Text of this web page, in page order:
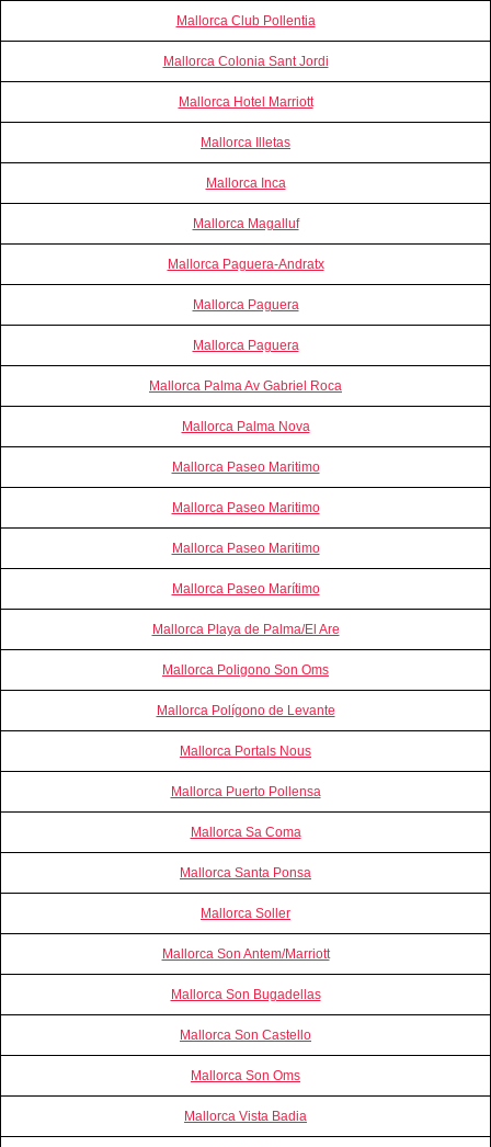
Mallorca Club Pollentia
Mallorca Colonia Sant Jordi
Mallorca Hotel Marriott
Mallorca Illetas
Mallorca Inca
Mallorca Magalluf
Mallorca Paguera-Andratx
Mallorca Paguera
Mallorca Paguera
Mallorca Palma Av Gabriel Roca
Mallorca Palma Nova
Mallorca Paseo Maritimo
Mallorca Paseo Maritimo
Mallorca Paseo Maritimo
Mallorca Paseo Marítimo
Mallorca Playa de Palma/El Are
Mallorca Poligono Son Oms
Mallorca Polígono de Levante
Mallorca Portals Nous
Mallorca Puerto Pollensa
Mallorca Sa Coma
Mallorca Santa Ponsa
Mallorca Soller
Mallorca Son Antem/Marriott
Mallorca Son Bugadellas
Mallorca Son Castello
Mallorca Son Oms
Mallorca Vista Badia